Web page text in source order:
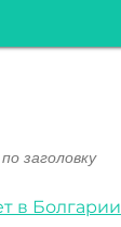
в Болгарии